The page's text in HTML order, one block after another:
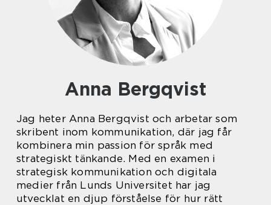
Anna Bergqvist
Jag heter Anna Bergqvist och arbetar som
skribent inom kommunikation, där jag får
kombinera min passion för språk med
strategiskt tänkande. Med en examen i
strategisk kommunikation och digitala
medier från Lunds Universitet har jag
utvecklat en djup förståelse för hur rätt